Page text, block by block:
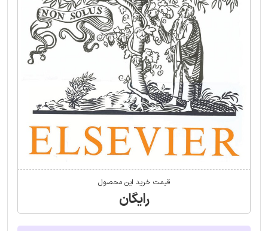
قیمت خرید این محصول
رایگان